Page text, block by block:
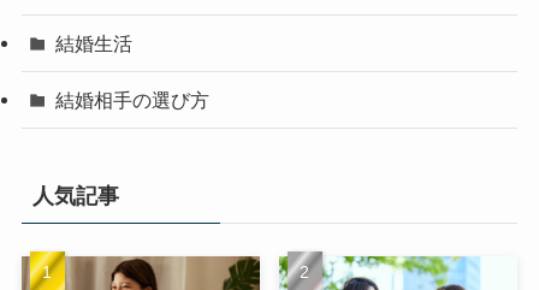
結婚生活
結婚相手の選び方
人気記事